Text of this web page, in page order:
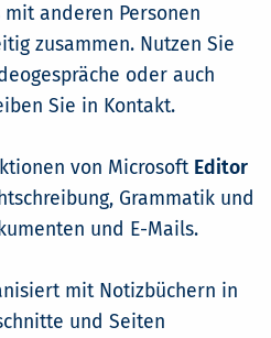
anderen Personen
zusammen. Nutzen Sie
oder auch
Sie in Kontakt.
von Microsoft Editor
Grammatik und
und E-Mails.
mit Notizbüchern in
und Seiten